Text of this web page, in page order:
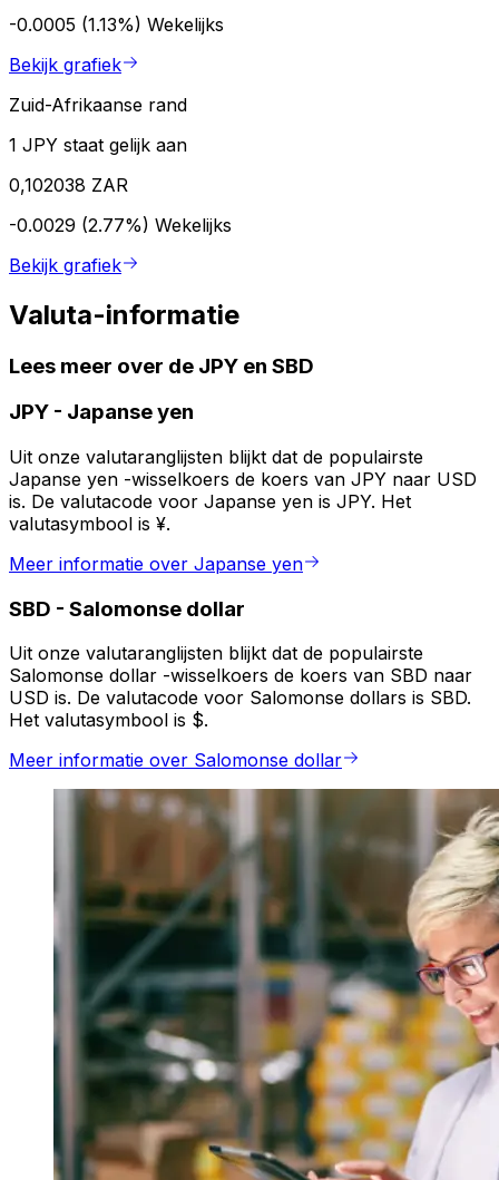
-0.0005 (1.13%) Wekelijks
Bekijk grafiek
Zuid-Afrikaanse rand
1 JPY staat gelijk aan
0,102038 ZAR
-0.0029 (2.77%) Wekelijks
Bekijk grafiek
Valuta-informatie
Lees meer over de JPY en SBD
JPY - Japanse yen
Uit onze valutaranglijsten blijkt dat de populairste
Japanse yen -wisselkoers de koers van JPY naar USD
is. De valutacode voor Japanse yen is JPY. Het
valutasymbool is ¥.
Meer informatie over Japanse yen
SBD - Salomonse dollar
Uit onze valutaranglijsten blijkt dat de populairste
Salomonse dollar -wisselkoers de koers van SBD naar
USD is. De valutacode voor Salomonse dollars is SBD.
Het valutasymbool is $.
Meer informatie over Salomonse dollar